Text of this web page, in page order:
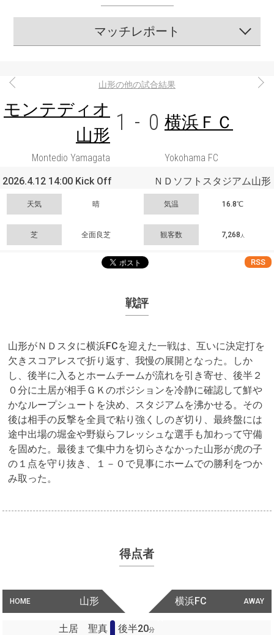
マッチレポート
山形の他の試合結果
モンテディオ
山形 1 - 0 横浜ＦＣ
Montedio Yamagata
Yokohama FC
2026.4.12 14:00 Kick Off
ＮＤソフトスタジアム山形
天気 晴 気温 16.8℃
芝 全面良芝 観客数 7,268 人
RSS
戦評
山形がＮＤスタに横浜FCを迎えた一戦は、互いに決定打を
欠きスコアレスで折り返す、我慢の展開となった。しか
し、後半に入るとホームチームが流れを引き寄せ、後半２
０分に土居が相手ＧＫのポジションを冷静に確認して鮮や
かなループシュートを決め、スタジアムを沸かせる。その
後は相手の反撃を全員で粘り強くしのぎ切り、最終盤には
途中出場の堀金や野嶽らフレッシュな選手も加わって守備
を固めた。最後まで集中力を切らさなかった山形が虎の子
の１点を守り抜き、１－０で見事にホームでの勝利をつか
み取った。
得点者
HOME 山形 AWAY
横浜FC
土居 聖真 後半20分